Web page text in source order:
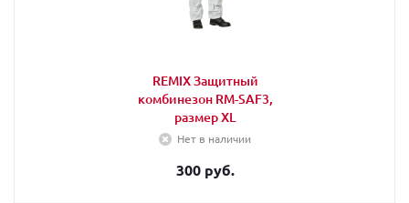
REMIX Защитный
комбинезон RM-SAF3,
размер XL
Нет в наличии
300 руб.